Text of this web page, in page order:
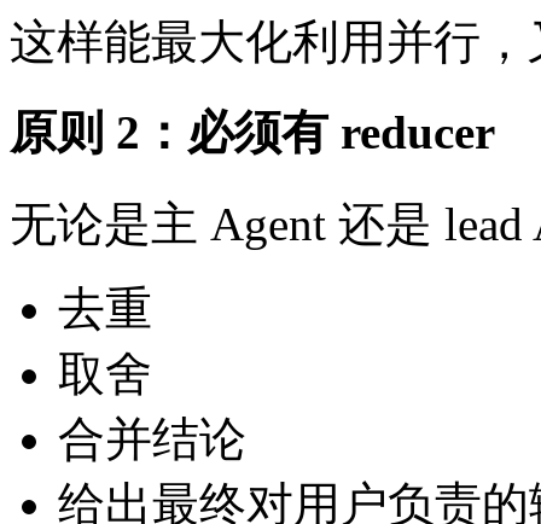
这样能最大化利用并行
原则 2：必须有 reducer
无论是主 Agent 还是
去重
取舍
合并结论
给出最终对用户负责的